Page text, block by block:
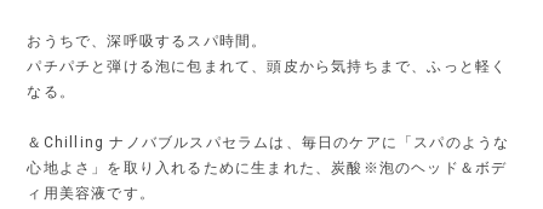
おうちで、深呼吸するスパ時間。
パチパチと弾ける泡に包まれて、頭皮から気持ちまで、ふっと軽く
なる。
＆Chilling ナノバブルスパセラムは、毎日のケアに「スパのような
心地よさ」を取り入れるために生まれた、炭酸※泡のヘッド＆ボデ
ィ用美容液です。